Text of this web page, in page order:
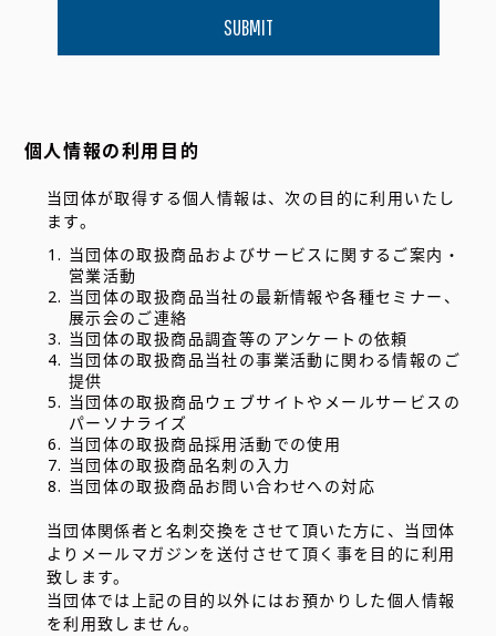
個人情報の利用目的
当団体が取得する個人情報は、次の目的に利用いたし
ます。
当団体の取扱商品およびサービスに関するご案内・
営業活動
当団体の取扱商品当社の最新情報や各種セミナー、
展示会のご連絡
当団体の取扱商品調査等のアンケートの依頼
当団体の取扱商品当社の事業活動に関わる情報のご
提供
当団体の取扱商品ウェブサイトやメールサービスの
パーソナライズ
当団体の取扱商品採用活動での使用
当団体の取扱商品名刺の入力
当団体の取扱商品お問い合わせへの対応
当団体関係者と名刺交換をさせて頂いた方に、当団体
よりメールマガジンを送付させて頂く事を目的に利用
致します。
当団体では上記の目的以外にはお預かりした個人情報
を利用致しません。